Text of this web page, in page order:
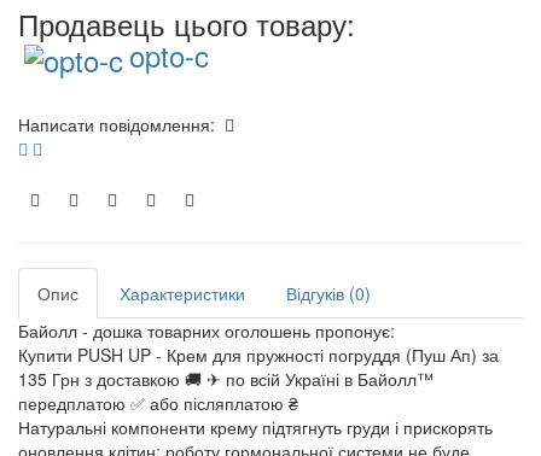
Продавець цього товару:
opto-c
Написати повідомлення:
Опис Характеристики
Відгуків (0)
Байолл - дошка товарних оголошень пропонує:
Купити PUSH UP - Крем для пружності погруддя (Пуш Ап) за
135 Грн з доставкою 🚚 ✈ по всій Україні в Байолл™
передплатою ✅ або післяплатою ₴
Натуральні компоненти крему підтягнуть груди і прискорять
оновлення клітин; роботу гормональної системи не буде